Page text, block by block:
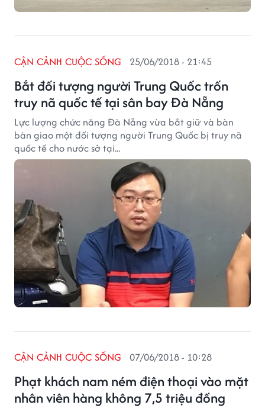
Bắt đối tượng người Trung Quốc trốn
truy nã quốc tế tại sân bay Đà Nẵng
CẬN CẢNH CUỘC SỐNG 25/06/2018 - 21:45
Lực lượng chức năng Đà Nẵng vừa bắt giữ và bàn
bàn giao một đối tượng người Trung Quốc bị truy nã
quốc tế cho nước sở tại...
Phạt khách nam ném điện thoại vào mặt
nhân viên hàng không 7,5 triệu đồng
CẬN CẢNH CUỘC SỐNG 07/06/2018 - 10:28